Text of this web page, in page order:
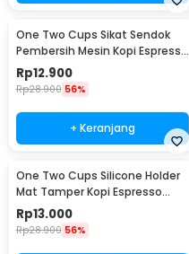
One Two Cups Sikat Sendok
Pembersih Mesin Kopi Espresso
2in1 - 8809
Rp12.900
Rp28.900 56%
+ Keranjang
One Two Cups Silicone Holder
Mat Tamper Kopi Espresso
Barista - 0310
Rp13.000
Rp28.900 56%